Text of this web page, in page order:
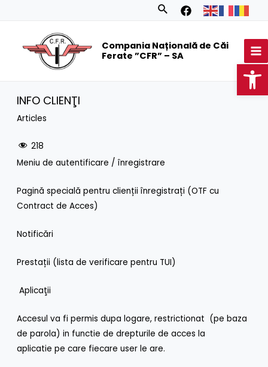
Search
Compania Națională de Căi
Ferate ”CFR” – SA
INFO CLIENŢI
Articles
218
Meniu de autentificare / înregistrare
Pagină specială pentru clienții înregistrați (OTF cu
Contract de Acces)
Notificări
Prestații (lista de verificare pentru TUI)
Aplicaţii
Accesul va fi permis dupa logare, restrictionat (pe baza
de parola) in functie de drepturile de acces la
aplicatie pe care fiecare user le are.